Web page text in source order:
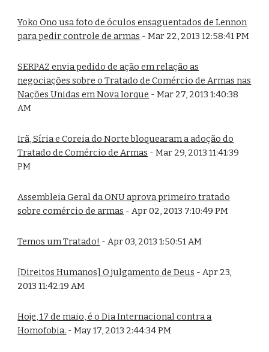
Yoko Ono usa foto de óculos ensaguentados de Lennon
para pedir controle de armas - Mar 22, 2013 12:58:41 PM
SERPAZ envia pedido de ação em relação as
negociações sobre o Tratado de Comércio de Armas nas
Nações Unidas em Nova Iorque - Mar 27, 2013 1:40:38
AM
Irã, Síria e Coreia do Norte bloquearam a adoção do
Tratado de Comércio de Armas - Mar 29, 2013 11:41:39
PM
Assembleia Geral da ONU aprova primeiro tratado
sobre comércio de armas - Apr 02, 2013 7:10:49 PM
Temos um Tratado! - Apr 03, 2013 1:50:51 AM
[Direitos Humanos] O julgamento de Deus - Apr 23,
2013 11:42:19 AM
Hoje, 17 de maio, é o Dia Internacional contra a
Homofobia. - May 17, 2013 2:44:34 PM